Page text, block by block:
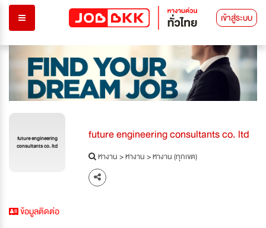
เข้าสู่ระบบ
future engineering
consultants co. ltd
future engineering consultants co. ltd
หางาน>หางาน>หางาน (ทุกเขต)
ข้อมูลติดต่อ